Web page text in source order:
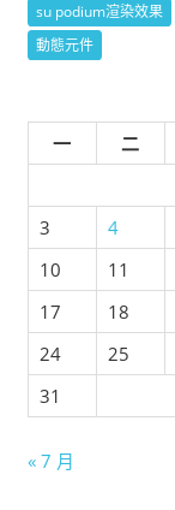
su podium渲染效果
動態元件
一
二
3
4
10
11
17
18
24
25
31
« 7 月